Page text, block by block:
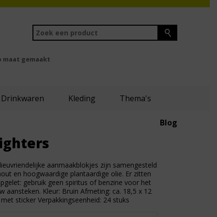
maat gemaakt
Drinkwaren Kleding Thema's
Blog
aanmaakblokjes zijn samengesteld
en hoogwaardige plantaardige olie. Er zitten
gebruik geen spiritus of benzine voor het
aansteken. Kleur: Bruin Afmeting: ca. 18,5 x 12
sticker Verpakkingseenheid: 24 stuks